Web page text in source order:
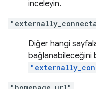
inceleyin.
Diğer hangi
bağlanabileceğini